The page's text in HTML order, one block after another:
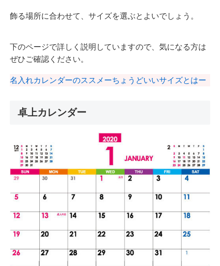
飾る場所に合わせて、サイズを選ぶとよいでしょう。
下のページで詳しく説明していますので、気になる方は
ぜひご確認ください。
名入れカレンダーのススメーちょうどいいサイズとはー
卓上カレンダー